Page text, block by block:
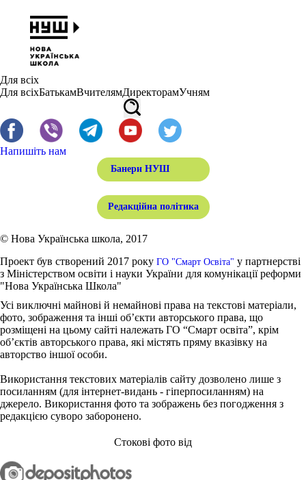
Для всіх
Для всіхБатькамВчителямДиректорамУчням
Напишіть нам
Банери НУШ
Редакційна політика
© Нова Українська школа, 2017
Проект був створений 2017 року ГО "Смарт Освіта" у партнерстві
з Міністерством освіти і науки України для комунікації реформи
"Нова Українська Школа"
Усі виключні майнові й немайнові права на текстові матеріали,
фото, зображення та інші об’єкти авторського права, що
розміщені на цьому сайті належать ГО “Смарт освіта”, крім
об’єктів авторського права, які містять пряму вказівку на
авторство іншої особи.
Використання текстових матеріалів сайту дозволено лише з
посиланням (для інтернет-видань - гіперпосиланням) на
джерело. Використання фото та зображень без погодження з
редакцією суворо заборонено.
Стокові фото від